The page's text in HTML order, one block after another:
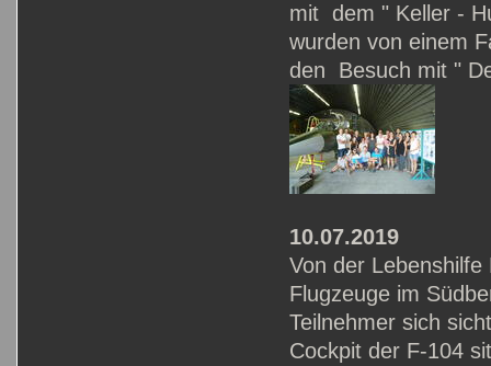
mit dem " Keller -
wurden von einem
den Besuch mit "
10.07.2019
Von der
Flugzeuge im
Teilnehmer sich
Cockpit der F-104